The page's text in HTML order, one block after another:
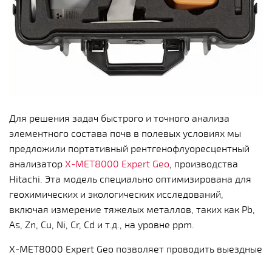
Для решения задач быстрого и точного анализа
элементного состава почв в полевых условиях мы
предложили портативный рентгенофлуоресцентный
анализатор X-MET8000 Expert Geo , производства
Hitachi. Эта модель специально оптимизирована для
геохимических и экологических исследований,
включая измерение тяжелых металлов, таких как Pb,
As, Zn, Cu, Ni, Cr, Cd и т.д., на уровне ppm.
X-MET8000 Expert Geo позволяет проводить выездные